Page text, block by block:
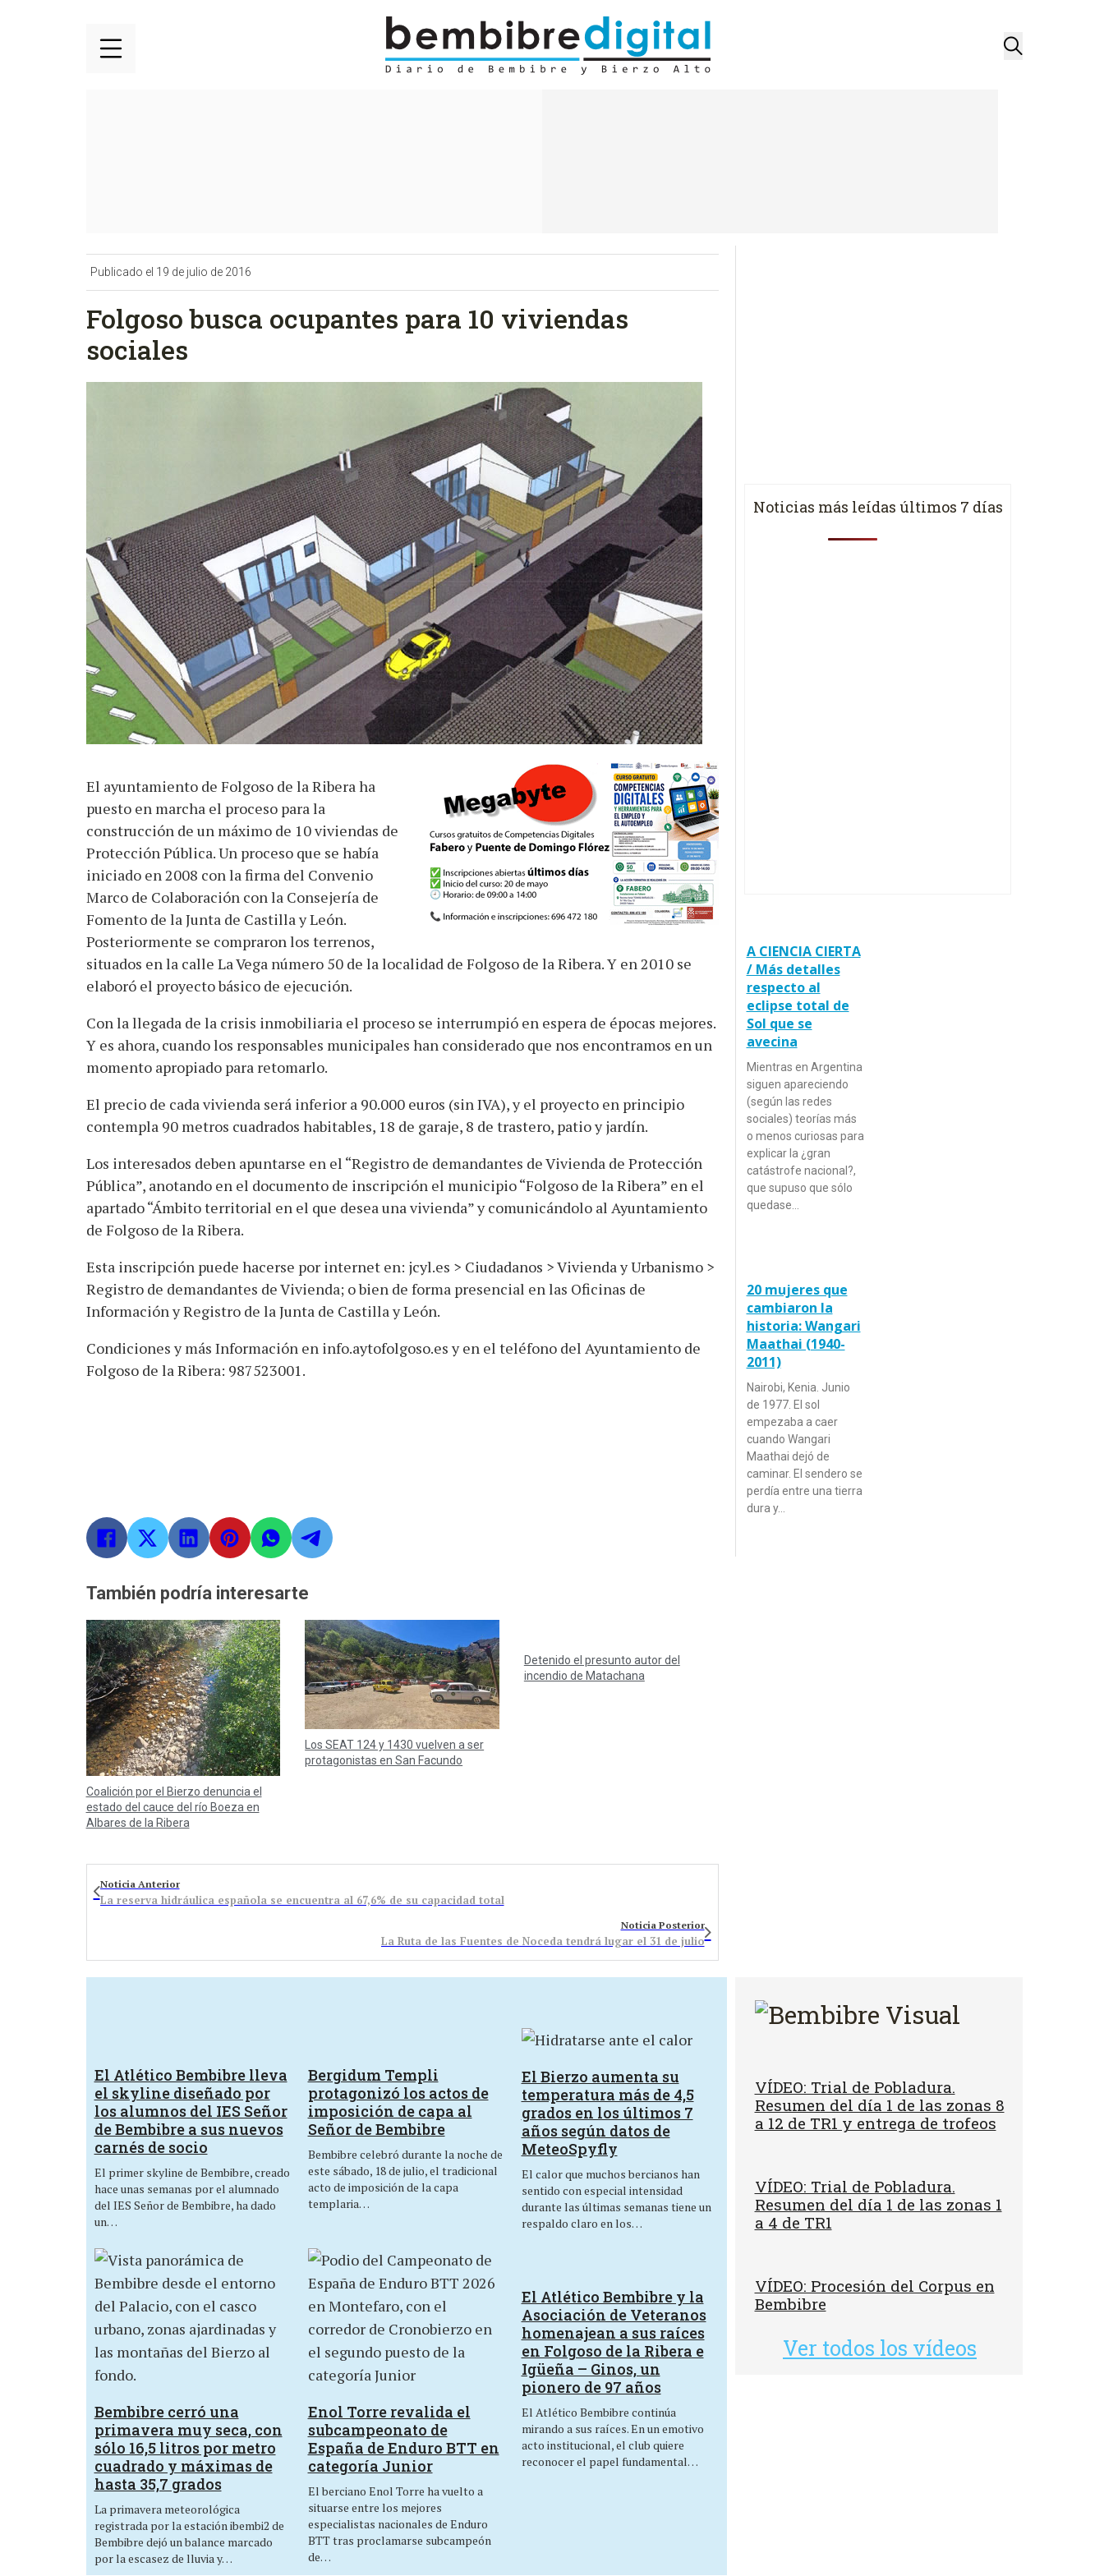
Publicado el 19 de julio de 2016
Folgoso busca ocupantes para 10 viviendas
sociales
El ayuntamiento de Folgoso de la Ribera ha
puesto en marcha el proceso para la
construcción de un máximo de 10 viviendas de
Protección Pública. Un proceso que se había
iniciado en 2008 con la firma del Convenio
Marco de Colaboración con la Consejería de
Fomento de la Junta de Castilla y León.
Posteriormente se compraron los terrenos,
situados en la calle La Vega número 50 de la localidad de Folgoso de la Ribera. Y en 2010 se
elaboró el proyecto básico de ejecución.
Con la llegada de la crisis inmobiliaria el proceso se interrumpió en espera de épocas mejores.
Y es ahora, cuando los responsables municipales han considerado que nos encontramos en un
momento apropiado para retomarlo.
El precio de cada vivienda será inferior a 90.000 euros (sin IVA), y el proyecto en principio
contempla 90 metros cuadrados habitables, 18 de garaje, 8 de trastero, patio y jardín.
Los interesados deben apuntarse en el “Registro de demandantes de Vivienda de Protección
Pública”, anotando en el documento de inscripción el municipio “Folgoso de la Ribera” en el
apartado “Ámbito territorial en el que desea una vivienda” y comunicándolo al Ayuntamiento
de Folgoso de la Ribera.
Esta inscripción puede hacerse por internet en: jcyl.es > Ciudadanos > Vivienda y Urbanismo >
Registro de demandantes de Vivienda; o bien de forma presencial en las Oficinas de
Información y Registro de la Junta de Castilla y León.
Condiciones y más Información en info.aytofolgoso.es y en el teléfono del Ayuntamiento de
Folgoso de la Ribera: 987523001.
También podría interesarte
Coalición por el Bierzo denuncia el
estado del cauce del río Boeza en
Albares de la Ribera
Los SEAT 124 y 1430 vuelven a ser
protagonistas en San Facundo
Detenido el presunto autor del
incendio de Matachana
Noticia Anterior
La reserva hidráulica española se encuentra al 67,6% de su capacidad total
Noticia Posterior
La Ruta de las Fuentes de Noceda tendrá lugar el 31 de julio
Noticias más leídas últimos 7 días
A CIENCIA CIERTA
/ Más detalles
respecto al
eclipse total de
Sol que se
avecina
Mientras en Argentina
siguen apareciendo
(según las redes
sociales) teorías más
o menos curiosas para
explicar la ¿gran
catástrofe nacional?,
que supuso que sólo
quedase…
20 mujeres que
cambiaron la
historia: Wangari
Maathai (1940-
2011)
Nairobi, Kenia. Junio
de 1977. El sol
empezaba a caer
cuando Wangari
Maathai dejó de
caminar. El sendero se
perdía entre una tierra
dura y…
El Atlético Bembibre lleva
el skyline diseñado por
los alumnos del IES Señor
de Bembibre a sus nuevos
carnés de socio
El primer skyline de Bembibre, creado
hace unas semanas por el alumnado
del IES Señor de Bembibre, ha dado
un…
Bergidum Templi
protagonizó los actos de
imposición de capa al
Señor de Bembibre
Bembibre celebró durante la noche de
este sábado, 18 de julio, el tradicional
acto de imposición de la capa
templaria…
El Bierzo aumenta su
temperatura más de 4,5
grados en los últimos 7
años según datos de
MeteoSpyfly
El calor que muchos bercianos han
sentido con especial intensidad
durante las últimas semanas tiene un
respaldo claro en los…
Bembibre cerró una
primavera muy seca, con
sólo 16,5 litros por metro
cuadrado y máximas de
hasta 35,7 grados
La primavera meteorológica
registrada por la estación ibembi2 de
Bembibre dejó un balance marcado
por la escasez de lluvia y…
Enol Torre revalida el
subcampeonato de
España de Enduro BTT en
categoría Junior
El berciano Enol Torre ha vuelto a
situarse entre los mejores
especialistas nacionales de Enduro
BTT tras proclamarse subcampeón
de…
El Atlético Bembibre y la
Asociación de Veteranos
homenajean a sus raíces
en Folgoso de la Ribera e
Igüeña – Ginos, un
pionero de 97 años
El Atlético Bembibre continúa
mirando a sus raíces. En un emotivo
acto institucional, el club quiere
reconocer el papel fundamental…
VÍDEO: Trial de Pobladura.
Resumen del día 1 de las zonas 8
a 12 de TR1 y entrega de trofeos
VÍDEO: Trial de Pobladura.
Resumen del día 1 de las zonas 1
a 4 de TR1
VÍDEO: Procesión del Corpus en
Bembibre
Ver todos los vídeos